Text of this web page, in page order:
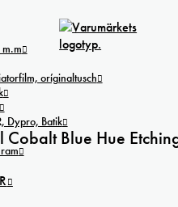
oríginaltusch
Dypro, Batik
Blue Hue